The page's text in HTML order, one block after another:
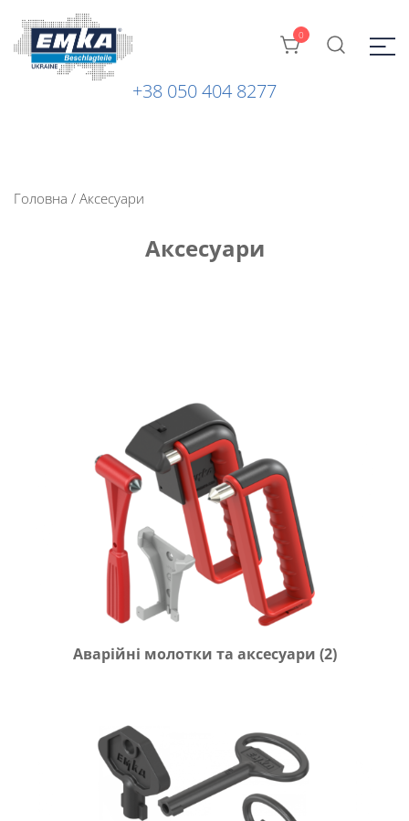
ЕМКА УКРАЇНА
Промислова фурнітура: замки, петлі та ін. від ТМ "EMKA
0
+38 050 404 8277
Головна / Аксесуари
Аксесуари
Аварійні молотки та аксесуари (2)